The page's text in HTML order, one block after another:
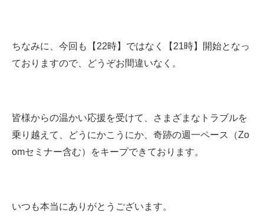
ちなみに、今回も【22時】ではなく【21時】開始となっ
ておりますので、どうぞお間違いなく。
皆様からの温かい応援を受けて、さまざまなトラブルを
乗り越えて、どうにかこうにか、奇跡の週一ペース（Zo
omセミナー含む）をキープできております。
いつも本当にありがとうございます。